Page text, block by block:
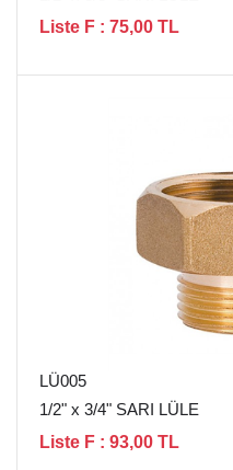
Liste F : 75,00 TL
LÜ005
1/2" x 3/4" SARI LÜLE
Liste F : 93,00 TL